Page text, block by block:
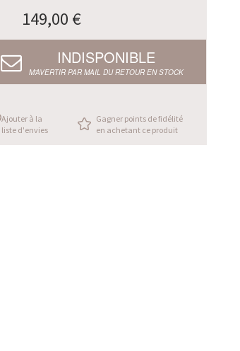
149,00 €
INDISPONIBLE
M’AVERTIR PAR MAIL DU RETOUR EN STOCK
Ajouter à la
liste d'envies
Gagner points de fidélité
en achetant ce produit